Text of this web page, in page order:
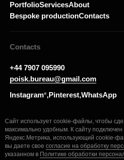
PortfolioServicesAbout
Bespoke productionContacts
Contacts
+44 7907 095990
poisk.bureau@gmail.com
Instagram*,Pinterest,WhatsApp
Contact us
Сайт использует cookie-файлы, чтобы
максимально удобным. К cайту подключен
Яндекс.Метрика, использующий cookie-
вы даете свое согласие на обработку
указанном в Политике обработки